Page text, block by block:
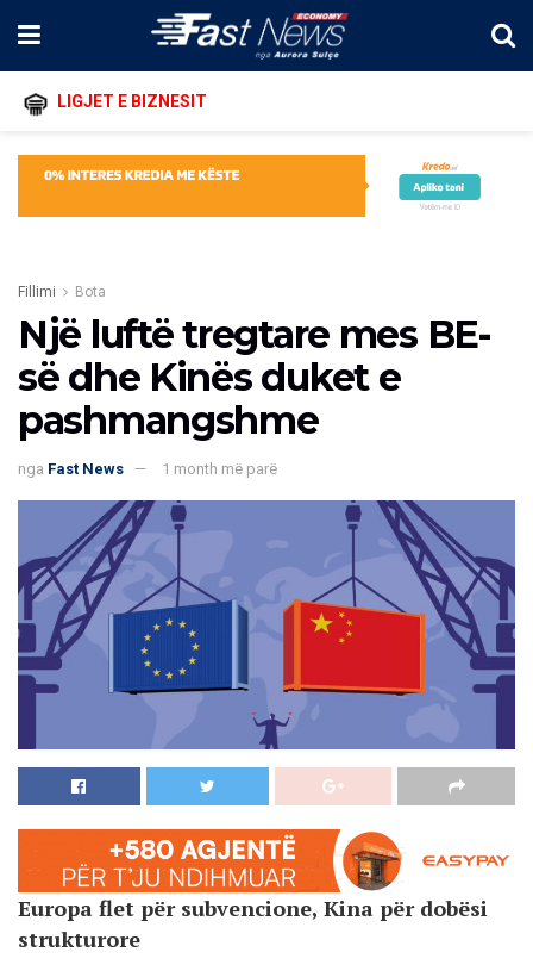
LIGJET E BIZNESIT
Fillimi Bota
Një luftë tregtare mes BE-
së dhe Kinës duket e
pashmangshme
nga Fast News 1 month më parë
Europa flet për subvencione, Kina për dobësi
strukturore